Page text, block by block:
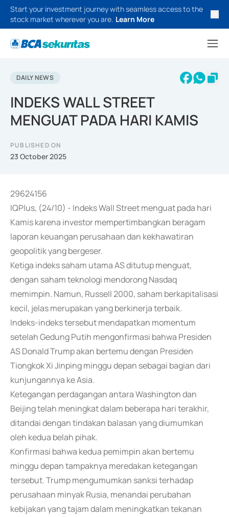
Start your investment journey with seamless access to the
stock market wherever you are. Learn More
DAILY NEWS
INDEKS WALL STREET
MENGUAT PADA HARI KAMIS
PUBLISHED ON
23 October 2025
29624156
IQPlus, (24/10) - Indeks Wall Street menguat pada hari
Kamis karena investor mempertimbangkan beragam
laporan keuangan perusahaan dan kekhawatiran
geopolitik yang bergeser.
Ketiga indeks saham utama AS ditutup menguat,
dengan saham teknologi mendorong Nasdaq
memimpin. Namun, Russell 2000, saham berkapitalisasi
kecil, jelas merupakan yang berkinerja terbaik.
Indeks-indeks tersebut mendapatkan momentum
setelah Gedung Putih mengonfirmasi bahwa Presiden
AS Donald Trump akan bertemu dengan Presiden
Tiongkok Xi Jinping minggu depan sebagai bagian dari
kunjungannya ke Asia.
Ketegangan perdagangan antara Washington dan
Beijing telah meningkat dalam beberapa hari terakhir,
ditandai dengan tindakan balasan yang diumumkan
oleh kedua belah pihak.
Konfirmasi bahwa kedua pemimpin akan bertemu
minggu depan tampaknya meredakan ketegangan
tersebut. Trump mengumumkan sanksi terhadap
perusahaan minyak Rusia, menandai perubahan
kebijakan yang tajam dalam meningkatkan tekanan